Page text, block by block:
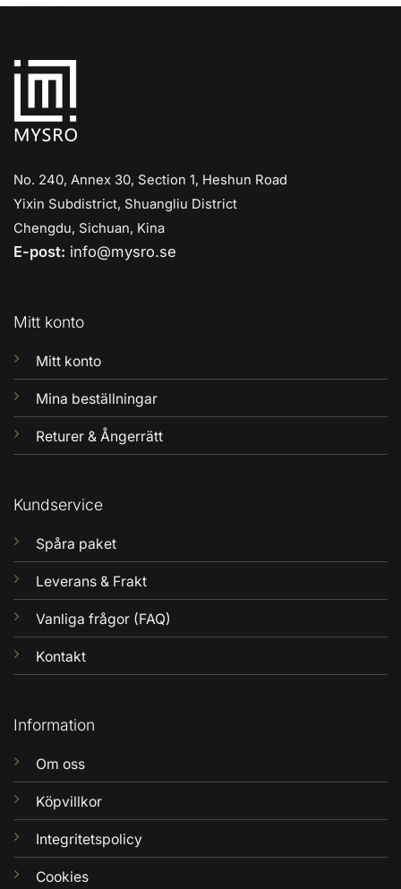
No. 240, Annex 30, Section 1, Heshun Road
Yixin Subdistrict, Shuangliu District
Chengdu, Sichuan, Kina
E-post: info@mysro.se
Mitt konto
Mitt konto
Mina beställningar
Returer & Ångerrätt
Kundservice
Spåra paket
Leverans & Frakt
Vanliga frågor (FAQ)
Kontakt
Information
Om oss
Köpvillkor
Integritetspolicy
Cookies